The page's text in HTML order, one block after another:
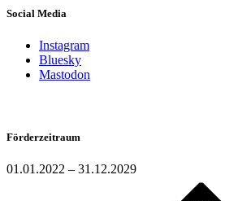
Social Media
Instagram
Bluesky
Mastodon
Förderzeitraum
01.01.2022 – 31.12.2029